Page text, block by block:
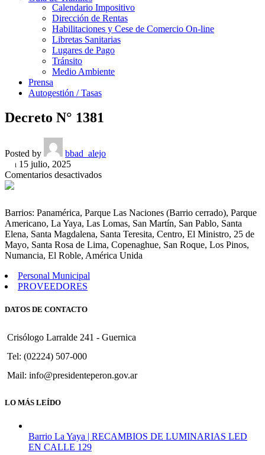
Calendario Impositivo
Dirección de Rentas
Habilitaciones y Cese de Comercio On-line
Libretas Sanitarias
Lugares de Pago
Tránsito
Medio Ambiente
Prensa
Autogestión / Tasas
Decreto N° 1381
Posted by
bbad_alejo
On 15 julio, 2025
Comentarios desactivadosen
Barrios: Panamérica, Parque Las Naciones (Barrio cerrado), Parque
Americano, La Yaya, Las Lomas, San Martín, San Pablo, Santa
Elena, Santa Magdalena, Santa Teresita, Centro, El Ministro, 25 de
Mayo, Santa Rosa de Lima, Copenaghue, San Roque, Los Pinos,
Numancia, El Roble, América Unida
Personal Municipal
PROVEEDORES
DATOS DE CONTACTO
Crisólogo Larralde 241 - Guernica
Tel: (02224) 507-000
Mail: info@presidenteperon.gov.ar
LO MÁS LEÍDO
Barrio La Yaya | RECAMBIOS DE LUMINARIAS LED
EN CALLE 129